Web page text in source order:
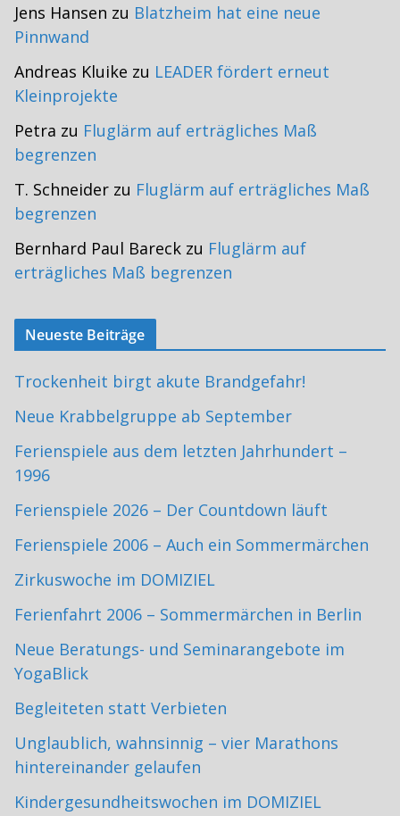
Jens Hansen zu Blatzheim hat eine neue
Pinnwand
Andreas Kluike zu LEADER fördert erneut
Kleinprojekte
Petra zu Fluglärm auf erträgliches Maß
begrenzen
T. Schneider zu Fluglärm auf erträgliches Maß
begrenzen
Bernhard Paul Bareck zu Fluglärm auf
erträgliches Maß begrenzen
Neueste Beiträge
Trockenheit birgt akute Brandgefahr!
Neue Krabbelgruppe ab September
Ferienspiele aus dem letzten Jahrhundert –
1996
Ferienspiele 2026 – Der Countdown läuft
Ferienspiele 2006 – Auch ein Sommermärchen
Zirkuswoche im DOMIZIEL
Ferienfahrt 2006 – Sommermärchen in Berlin
Neue Beratungs- und Seminarangebote im
YogaBlick
Begleiteten statt Verbieten
Unglaublich, wahnsinnig – vier Marathons
hintereinander gelaufen
Kindergesundheitswochen im DOMIZIEL